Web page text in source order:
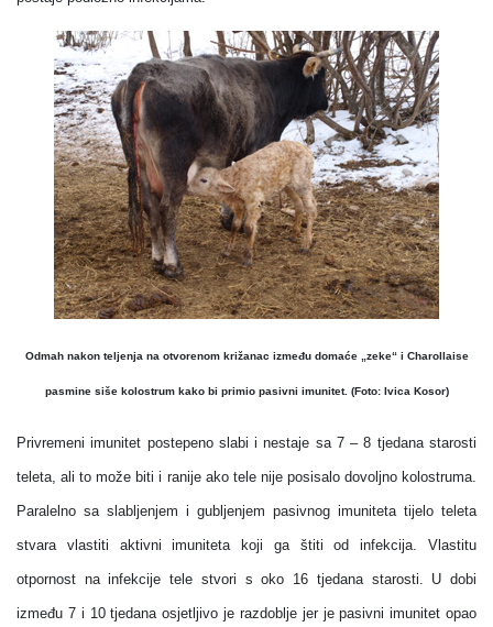
Odmah nakon teljenja na otvorenom križanac između domaće „zeke“ i Charollaise
pasmine siše kolostrum kako bi primio pasivni imunitet. (Foto: Ivica Kosor)
Privremeni imunitet postepeno slabi i nestaje sa 7 – 8 tjedana starosti
teleta, ali to može biti i ranije ako tele nije posisalo dovoljno kolostruma.
Paralelno sa slabljenjem i gubljenjem pasivnog imuniteta tijelo teleta
stvara vlastiti aktivni imuniteta koji ga štiti od infekcija. Vlastitu
otpornost na infekcije tele stvori s oko 16 tjedana starosti. U dobi
između 7 i 10 tjedana osjetljivo je razdoblje jer je pasivni imunitet opao